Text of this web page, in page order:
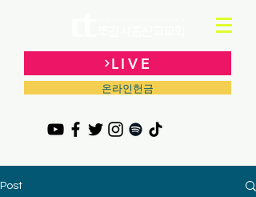
LIVE
온라인헌금
Post